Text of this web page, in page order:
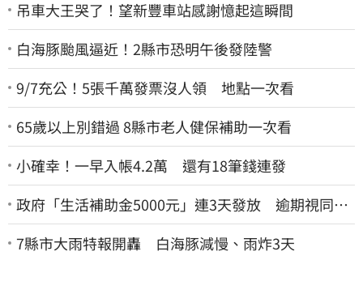
吊車大王哭了！望新豐車站感謝憶起這瞬間
白海豚颱風逼近！2縣市恐明午後發陸警
9/7充公！5張千萬發票沒人領 地點一次看
65歲以上別錯過 8縣市老人健保補助一次看
小確幸！一早入帳4.2萬 還有18筆錢連發
政府「生活補助金5000元」連3天發放 逾期視同放
棄
7縣市大雨特報開轟 白海豚減慢、雨炸3天